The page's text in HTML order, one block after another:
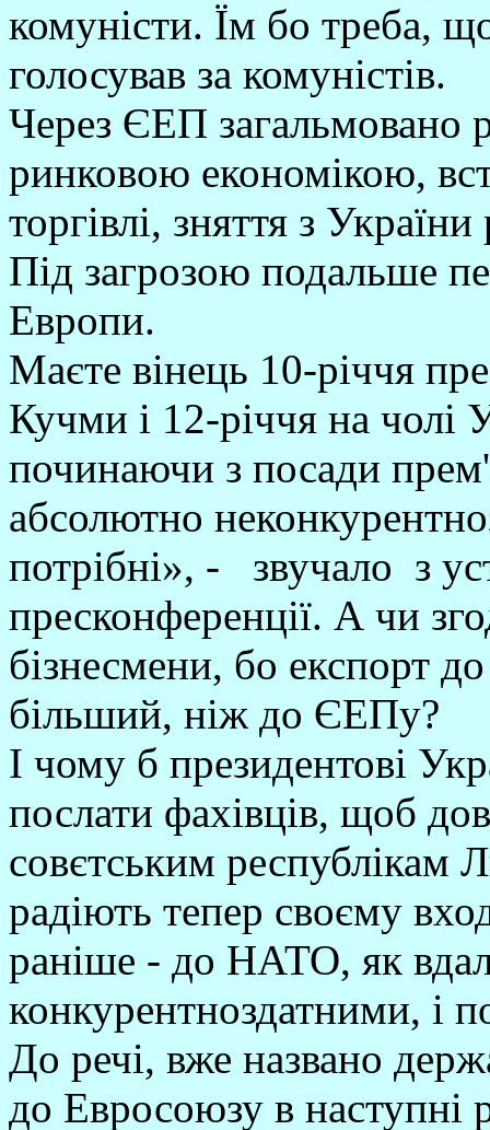
комуністи. Їм бо треба,
голосував за комуністів.
Через ЄЕП загальмовано
ринковою економікою,
торгівлі, зняття з
Під загрозою подальше
Европи.
Маєте вінець 10-річчя
Кучми і 12-річчя на чолі
починаючи з посади
абсолютно
потрібні», - звучало з
пресконференції. А чи
бізнесмени, бо експорт
більший, ніж до ЄЕПу?
І чому б президентові
послати фахівців, щоб
совєтським республікам
радіють тепер своєму
раніше - до НАТО, як
конкурентноздатними, і
До речі, вже названо
до Евросоюзу в наступні